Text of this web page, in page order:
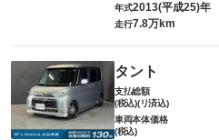
年式2013(平成25)年
走行7.8万km
タント
支払総額
(税込)(リ済込)
車両本体価格
(税込)